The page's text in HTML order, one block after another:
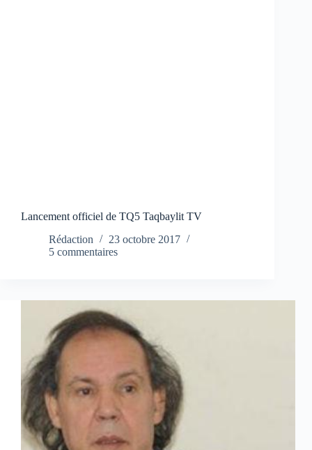
Lancement officiel de TQ5 Taqbaylit TV
Rédaction
23 octobre 2017
5 commentaires